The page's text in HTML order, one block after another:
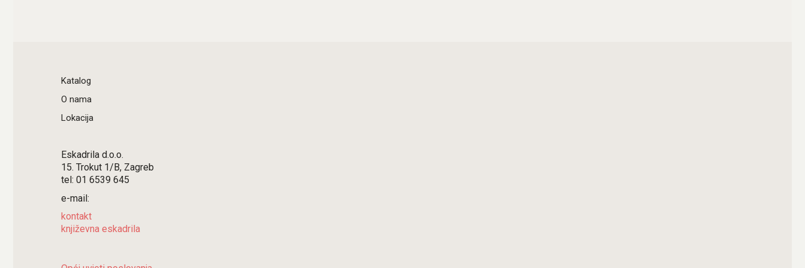
Katalog
O nama
Lokacija
Eskadrila d.o.o.
15. Trokut 1/B, Zagreb
tel: 01 6539 645
e-mail:
kontakt
književna eskadrila